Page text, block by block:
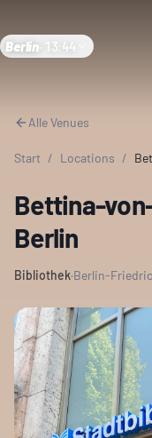
Berlin 13:44
Alle Venues
Start / Locations /
Bettina-
Berlin
Bibliothek·Berlin-